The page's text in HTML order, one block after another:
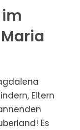
Eltern
Es